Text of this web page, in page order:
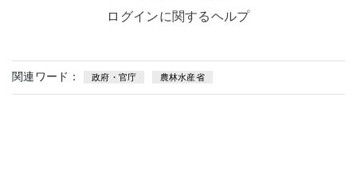
ログインに関するヘルプ
関連ワード： 政府・官庁 農林水産省